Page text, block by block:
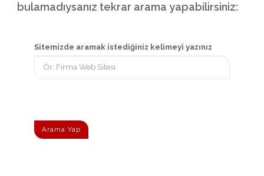
bulamadıysanız tekrar arama yapabilirsiniz:
Sitemizde aramak istediğiniz kelimeyi yazınız
Arama Yap